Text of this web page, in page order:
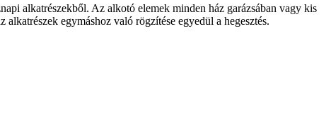
alkatrészekből. Az alkotó elemek minden ház garázsában vagy kis
egymáshoz való rögzítése egyedül a hegesztés.